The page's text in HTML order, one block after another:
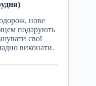
нове
подарують
свої
виконати.